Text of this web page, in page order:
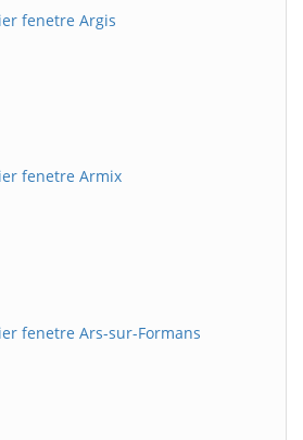
fenetre Argis
fenetre Armix
fenetre Ars-sur-Formans